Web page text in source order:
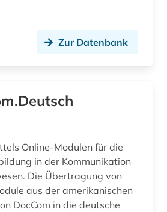
audiovisuelles material (1)
aufnahme <photographie> (1)
augenchirurgie (1)
Zur Datenbank
Online-Modulen für die
in der Kommunikation
Die Übertragung von
aus der amerikanischen
DocCom in die deutsche